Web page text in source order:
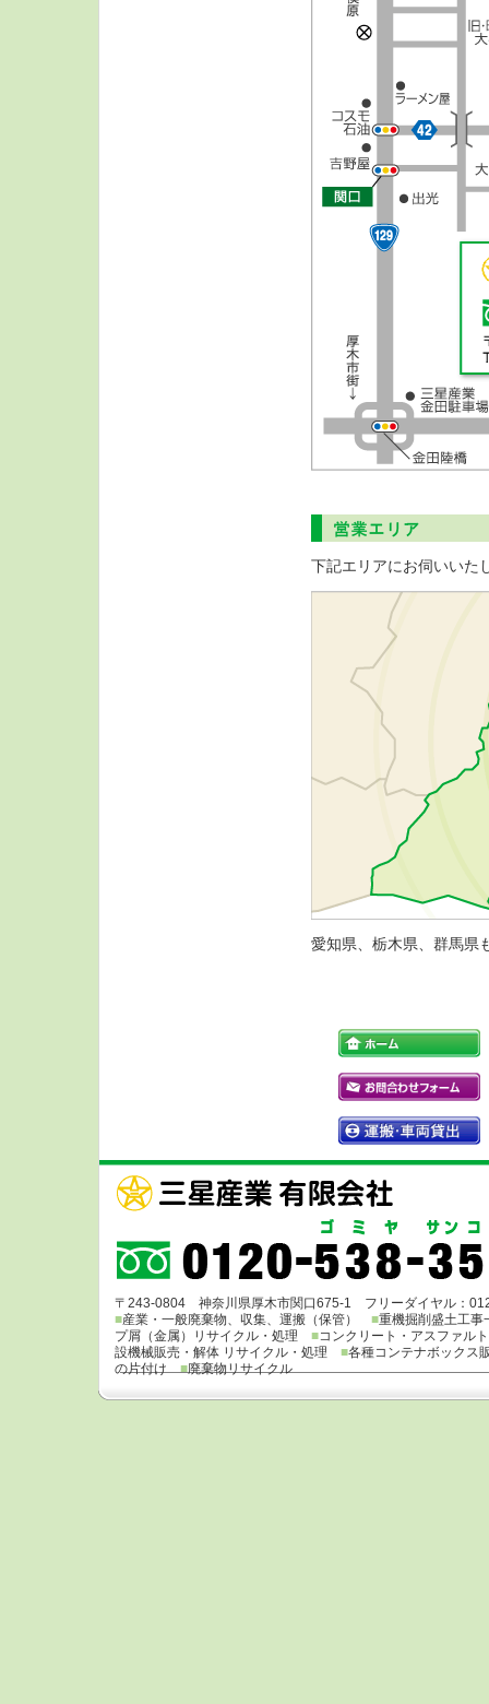
下記エリアにお伺いいた
愛知県、栃木県、群馬県
〒243-0804 神奈川県厚木市関口675-1 フリーダイヤル：
■産業・一般廃棄物、収集、運搬（保管） ■重機掘削盛土工
プ屑（金属）リサイクル・処理 ■コンクリート・アスファル
設機械販売・解体 リサイクル・処理 ■各種コンテナボック
の片付け■廃棄物リサイクル